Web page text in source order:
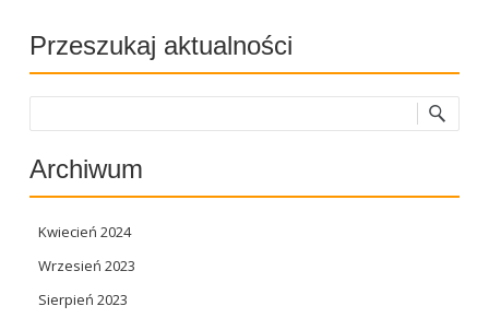
Przeszukaj aktualności
Archiwum
Kwiecień 2024
Wrzesień 2023
Sierpień 2023